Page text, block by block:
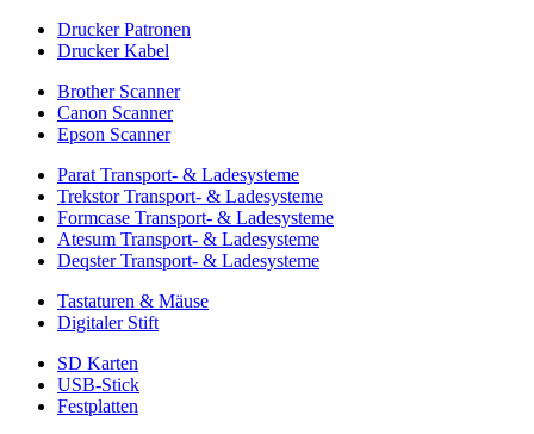
Drucker Patronen
Drucker Kabel
Brother Scanner
Canon Scanner
Epson Scanner
Parat Transport- & Ladesysteme
Trekstor Transport- & Ladesysteme
Formcase Transport- & Ladesysteme
Atesum Transport- & Ladesysteme
Deqster Transport- & Ladesysteme
Tastaturen & Mäuse
Digitaler Stift
SD Karten
USB-Stick
Festplatten